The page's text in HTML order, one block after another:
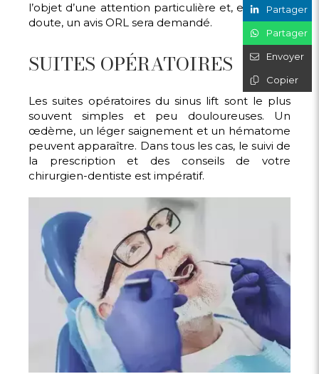
l’objet d’une attention particulière et, en cas de
doute, un avis ORL sera demandé.
SUITES OPÉRATOIRES
Les suites opératoires du sinus lift sont le plus
souvent simples et peu douloureuses. Un
œdème, un léger saignement et un hématome
peuvent apparaître. Dans tous les cas, le suivi de
la prescription et des conseils de votre
chirurgien-dentiste est impératif.
Partager
Partager
Envoyer
Copier